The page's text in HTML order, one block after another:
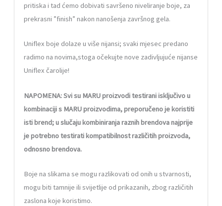
pritiska i tad ćemo dobivati savršeno niveliranje boje, za
prekrasni ”finish” nakon nanošenja završnog gela.
Uniflex boje dolaze u više nijansi; svaki mjesec predano
radimo na novima,stoga očekujte nove zadivljujuće nijanse
Uniflex čarolije!
NAPOMENA: Svi su MARU proizvodi testirani isključivo u
kombinaciji s MARU proizvodima, preporučeno je koristiti
isti brend; u slučaju kombiniranja raznih brendova najprije
je potrebno testirati kompatibilnost različitih proizvoda,
odnosno brendova.
Boje na slikama se mogu razlikovati od onih u stvarnosti,
mogu biti tamnije ili svijetlije od prikazanih, zbog različitih
zaslona koje koristimo.